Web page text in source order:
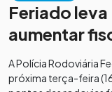
Feriado
aumentar
A Polícia Rodoviária
próxima terça-feira